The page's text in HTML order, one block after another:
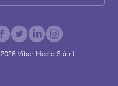
2026Viber Media S.à r.l.